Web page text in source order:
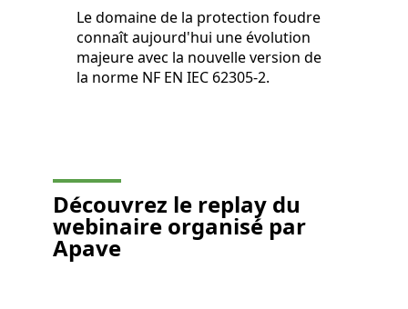
Le domaine de la protection foudre
connaît aujourd'hui une évolution
majeure avec la nouvelle version de
la norme NF EN IEC 62305-2.
Découvrez le replay du
webinaire organisé par
Apave